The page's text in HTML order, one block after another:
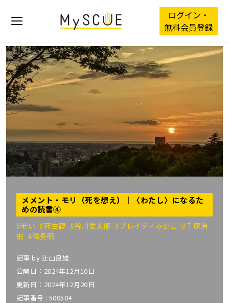
ログイン・
無料会員登録
メメント・モリ（死を想え）｜〈わたし〉になるた
めの読書④
#老い#死生観 #谷川俊太郎#ブレイディみかこ#手塚治
虫 #鴨長明
記事 by 辻山良雄
公開日：2024年12月10日
更新日：2024年12月20日
記事番号 : 500504